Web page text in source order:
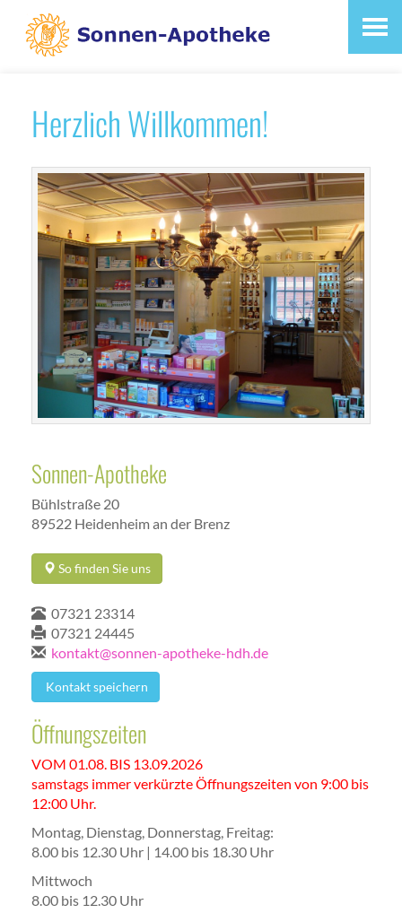
Herzlich Willkommen!
Sonnen-Apotheke
Bühlstraße 20
89522 Heidenheim an der Brenz
So finden Sie uns
07321 23314
07321 24445
kontakt@sonnen-apotheke-hdh.de
Kontakt speichern
Öffnungszeiten
VOM 01.08. BIS 13.09.2026
samstags immer verkürzte Öffnungszeiten von 9:00 bis
12:00 Uhr.
Montag, Dienstag, Donnerstag, Freitag:
8.00 bis 12.30 Uhr | 14.00 bis 18.30 Uhr
Mittwoch
8.00 bis 12.30 Uhr